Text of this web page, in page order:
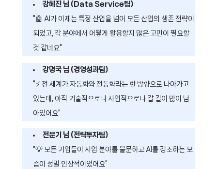
강혜진 님 (Data Service팀)
"🤖 AI가 이제는 특정 산업을 넘어 모든 산업의 생존 전략이
되었고, 각 분야에서 어떻게 활용할지 많은 고민이 필요할
것 같네요"
강명국 님 (경영성과팀)
"⚡ 전 세계가 자동화와 전동화라는 한 방향으로 나아가고
있는데, 아직 기술적으로나 사업적으로나 갈 길이 많이 남
아있어요"
전문기 님 (전략투자팀)
"💡 모든 기업들이 사업 분야를 불문하고 AI를 강조하는 모
습이 정말 인상적이었어요"